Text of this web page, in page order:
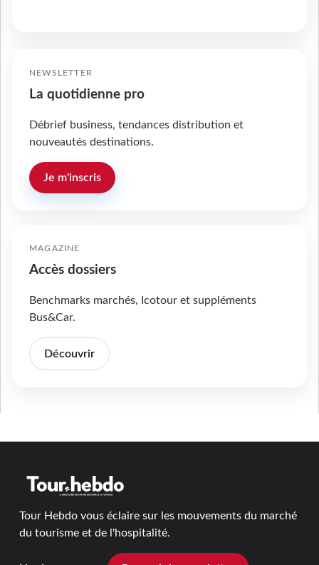
NEWSLETTER
La quotidienne pro
Débrief business, tendances distribution et
nouveautés destinations.
Je m'inscris
MAGAZINE
Accès dossiers
Benchmarks marchés, Icotour et suppléments
Bus&Car.
Découvrir
Tour Hebdo vous éclaire sur les mouvements du marché
du tourisme et de l'hospitalité.